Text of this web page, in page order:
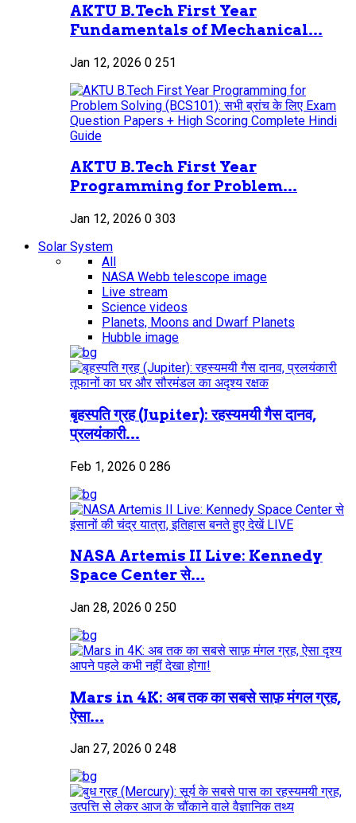
AKTU B.Tech First Year
Fundamentals of Mechanical...
Jan 12, 2026 0 251
AKTU B.Tech First Year
Programming for Problem...
Jan 12, 2026 0 303
Solar System
All
NASA Webb telescope image
Live stream
Science videos
Planets, Moons and Dwarf Planets
Hubble image
बृहस्पति ग्रह (Jupiter): रहस्यमयी गैस दानव,
प्रलयंकारी...
Feb 1, 2026 0 286
NASA Artemis II Live: Kennedy
Space Center से...
Jan 28, 2026 0 250
Mars in 4K: अब तक का सबसे साफ़ मंगल ग्रह,
ऐसा...
Jan 27, 2026 0 248